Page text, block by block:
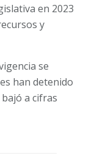
en 2023
y
se
han detenido
a cifras